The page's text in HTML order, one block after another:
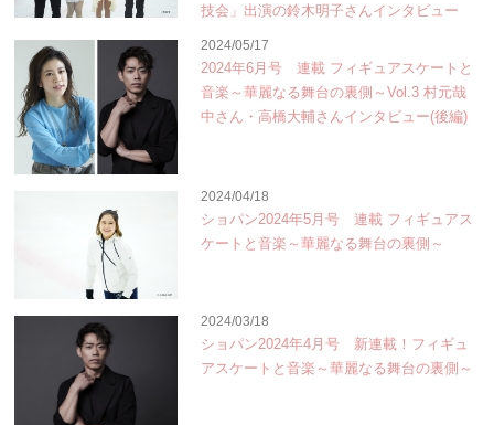
技会」出演の鈴木明子さんインタビュー
2024/05/17
2024年6月号 連載 フィギュアスケートと
音楽～華麗なる舞台の裏側～Vol.3 村元哉
中さん・高橋大輔さんインタビュー(後編)
2024/04/18
ショパン2024年5月号 連載 フィギュアス
ケートと音楽～華麗なる舞台の裏側～
2024/03/18
ショパン2024年4月号 新連載！フィギュ
アスケートと音楽～華麗なる舞台の裏側～